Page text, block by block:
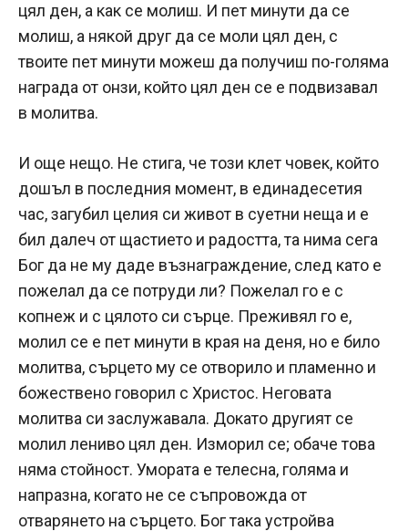
цял ден, а как се молиш. И пет минути да се
молиш, а някой друг да се моли цял ден, с
твоите пет минути можеш да получиш по-голяма
награда от онзи, който цял ден се е подвизавал
в молитва.
И още нещо. Не стига, че този клет човек, който
дошъл в последния момент, в единадесетия
час, загубил целия си живот в суетни неща и е
бил далеч от щастието и радостта, та нима сега
Бог да не му даде възнаграждение, след като е
пожелал да се потруди ли? Пожелал го е с
копнеж и с цялото си сърце. Преживял го е,
молил се е пет минути в края на деня, но е било
молитва, сърцето му се отворило и пламенно и
божествено говорил с Христос. Неговата
молитва си заслужавала. Докато другият се
молил лениво цял ден. Изморил се; обаче това
няма стойност. Умората е телесна, голяма и
напразна, когато не се съпровожда от
отварянето на сърцето. Бог така устройва